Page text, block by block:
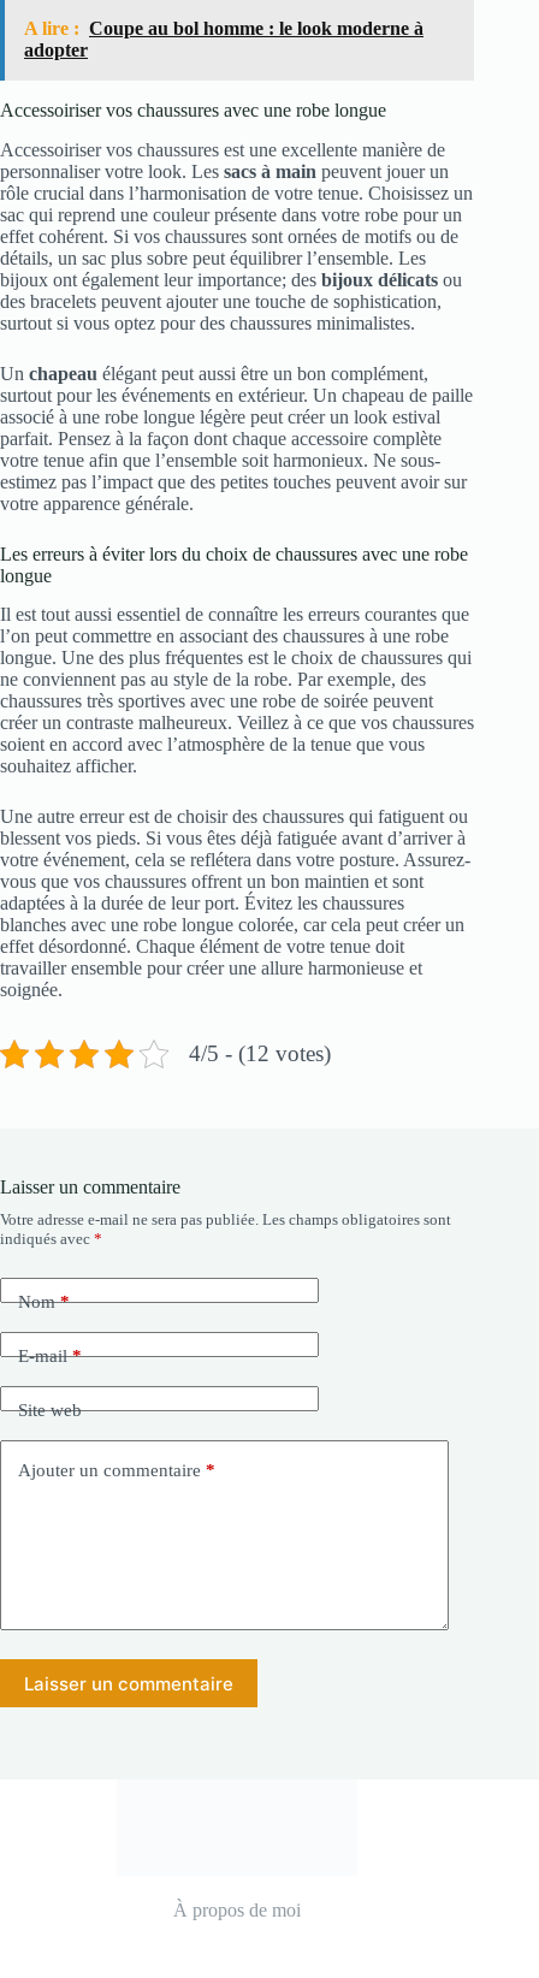
A lire : Coupe au bol homme : le look moderne à
adopter
Accessoiriser vos chaussures avec une robe longue
Accessoiriser vos chaussures est une excellente manière de
personnaliser votre look. Les sacs à main peuvent jouer un
rôle crucial dans l’harmonisation de votre tenue. Choisissez un
sac qui reprend une couleur présente dans votre robe pour un
effet cohérent. Si vos chaussures sont ornées de motifs ou de
détails, un sac plus sobre peut équilibrer l’ensemble. Les
bijoux ont également leur importance; des bijoux délicats ou
des bracelets peuvent ajouter une touche de sophistication,
surtout si vous optez pour des chaussures minimalistes.
Un chapeau élégant peut aussi être un bon complément,
surtout pour les événements en extérieur. Un chapeau de paille
associé à une robe longue légère peut créer un look estival
parfait. Pensez à la façon dont chaque accessoire complète
votre tenue afin que l’ensemble soit harmonieux. Ne sous-
estimez pas l’impact que des petites touches peuvent avoir sur
votre apparence générale.
Les erreurs à éviter lors du choix de chaussures avec une robe
longue
Il est tout aussi essentiel de connaître les erreurs courantes que
l’on peut commettre en associant des chaussures à une robe
longue. Une des plus fréquentes est le choix de chaussures qui
ne conviennent pas au style de la robe. Par exemple, des
chaussures très sportives avec une robe de soirée peuvent
créer un contraste malheureux. Veillez à ce que vos chaussures
soient en accord avec l’atmosphère de la tenue que vous
souhaitez afficher.
Une autre erreur est de choisir des chaussures qui fatiguent ou
blessent vos pieds. Si vous êtes déjà fatiguée avant d’arriver à
votre événement, cela se reflétera dans votre posture. Assurez-
vous que vos chaussures offrent un bon maintien et sont
adaptées à la durée de leur port. Évitez les chaussures
blanches avec une robe longue colorée, car cela peut créer un
effet désordonné. Chaque élément de votre tenue doit
travailler ensemble pour créer une allure harmonieuse et
soignée.
4/5 - (12 votes)
Laisser un commentaire
Votre adresse e-mail ne sera pas publiée. Les champs obligatoires sont
indiqués avec *
Nom*
E-mail*
Site web
Ajouter un commentaire *
Laisser un commentaire
À propos de moi